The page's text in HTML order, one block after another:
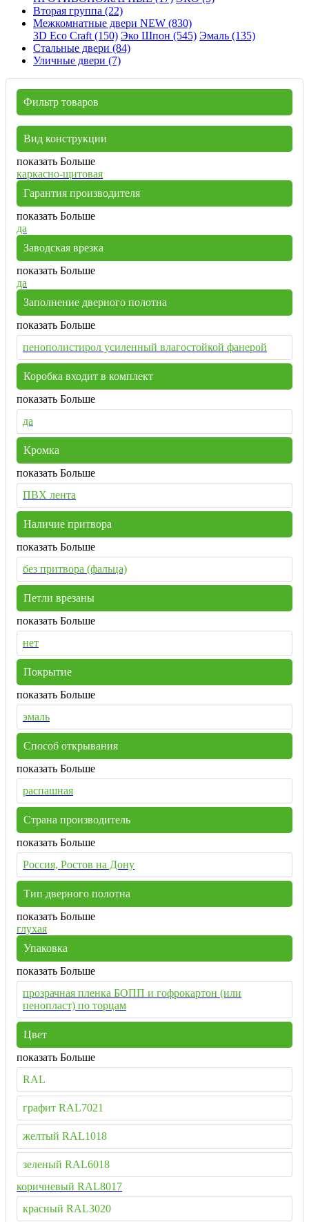
Вторая группа (22)
Межкомнатные двери NEW (830)
3D Eco Craft (150) Эко Шпон (545) Эмаль (135)
Стальные двери (84)
Уличные двери (7)
Фильтр товаров
Вид конструкции
показать Больше
каркасно-щитовая
Гарантия производителя
показать Больше
да
Заводская врезка
показать Больше
да
Заполнение дверного полотна
показать Больше
пенополистирол усиленный влагостойкой фанерой
Коробка входит в комплект
показать Больше
да
Кромка
показать Больше
ПВХ лента
Наличие притвора
показать Больше
без притвора (фальца)
Петли врезаны
показать Больше
нет
Покрытие
показать Больше
эмаль
Способ открывания
показать Больше
распашная
Страна производитель
показать Больше
Россия, Ростов на Дону
Тип дверного полотна
показать Больше
глухая
Упаковка
показать Больше
прозрачная пленка БОПП и гофрокартон (или
пенопласт) по торцам
Цвет
показать Больше
RAL
графит RAL7021
желтый RAL1018
зеленый RAL6018
коричневый RAL8017
красный RAL3020